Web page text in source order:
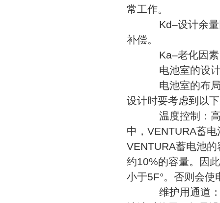
常工作。
Kd–设计余量
补偿。
Ka–老化因素
电池室的设
电池室的布局
设计时要考虑到以
温度控制：高
中，VENTURA蓄
VENTURA蓄电池
约10%的容量。因
小于5F°。否则会
维护用通道：